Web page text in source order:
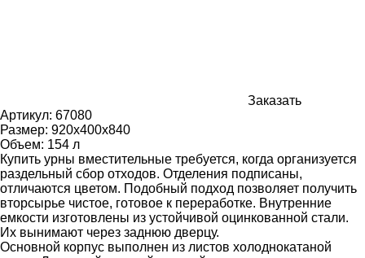
Заказать
Артикул: 67080
Размер: 920х400х840
Объем: 154 л
Купить урны вместительные требуется, когда организуется
раздельный сбор отходов. Отделения подписаны,
отличаются цветом. Подобный подход позволяет получить
вторсырье чистое, готовое к переработке. Внутренние
емкости изготовлены из устойчивой оцинкованной стали.
Их вынимают через заднюю дверцу.
Основной корпус выполнен из листов холоднокатаной